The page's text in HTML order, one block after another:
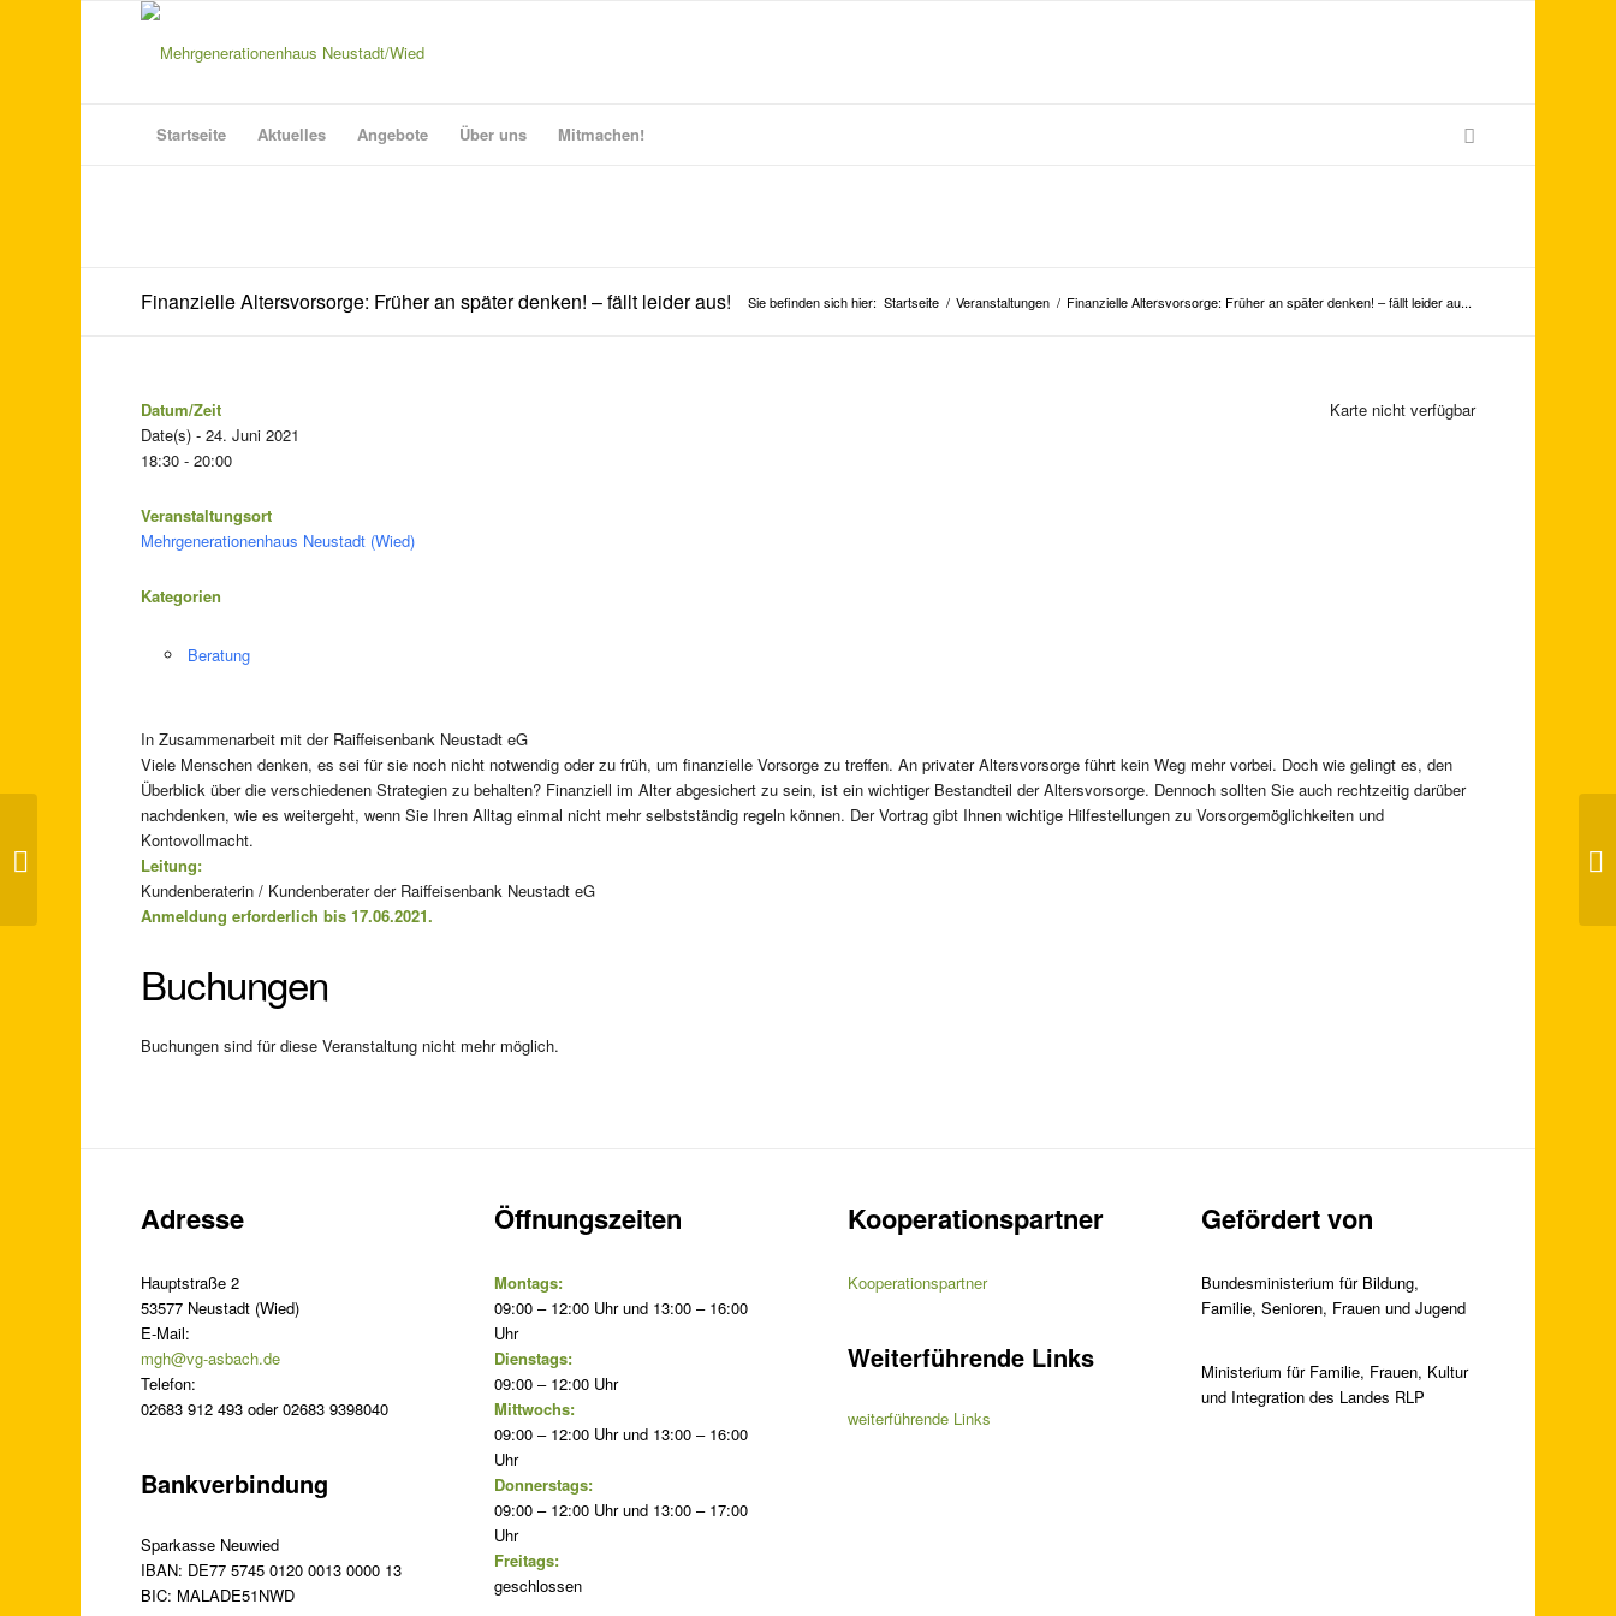
Startseite Aktuelles Angebote Über uns Mitmachen!
Finanzielle Altersvorsorge: Früher an später denken! – fällt leider aus! Sie befinden sich hier: Startseite / Veranstaltungen / Finanzielle Altersvorsorge: Früher an später denken! – fällt leider au...
Karte nicht verfügbar
Datum/Zeit
Date(s) - 24. Juni 2021
18:30 - 20:00
Veranstaltungsort
Mehrgenerationenhaus Neustadt (Wied)
Kategorien
Beratung
In Zusammenarbeit mit der Raiffeisenbank Neustadt eG
Viele Menschen denken, es sei für sie noch nicht notwendig oder zu früh, um finanzielle Vorsorge zu treffen. An privater Altersvorsorge führt kein Weg mehr vorbei. Doch wie gelingt es, den
Überblick über die verschiedenen Strategien zu behalten? Finanziell im Alter abgesichert zu sein, ist ein wichtiger Bestandteil der Altersvorsorge. Dennoch sollten Sie auch rechtzeitig darüber
nachdenken, wie es weitergeht, wenn Sie Ihren Alltag einmal nicht mehr selbstständig regeln können. Der Vortrag gibt Ihnen wichtige Hilfestellungen zu Vorsorgemöglichkeiten und
Kontovollmacht.
Leitung:
Kundenberaterin / Kundenberater der Raiffeisenbank Neustadt eG
Anmeldung erforderlich bis 17.06.2021.
Buchungen
Buchungen sind für diese Veranstaltung nicht mehr möglich.
Adresse
Hauptstraße 2
53577 Neustadt (Wied)
E-Mail:
mgh@vg-asbach.de
Telefon:
02683 912 493 oder 02683 9398040
Bankverbindung
Sparkasse Neuwied
IBAN: DE77 5745 0120 0013 0000 13
BIC: MALADE51NWD
Öffnungszeiten
Montags:
09:00 – 12:00 Uhr und 13:00 – 16:00
Uhr
Dienstags:
09:00 – 12:00 Uhr
Mittwochs:
09:00 – 12:00 Uhr und 13:00 – 16:00
Uhr
Donnerstags:
09:00 – 12:00 Uhr und 13:00 – 17:00
Uhr
Freitags:
geschlossen
Kooperationspartner
Kooperationspartner
Weiterführende Links
weiterführende Links
Gefördert von
Bundesministerium für Bildung,
Familie, Senioren, Frauen und Jugend
Ministerium für Familie, Frauen, Kultur
und Integration des Landes RLP
Scheidung und Sorgerecht